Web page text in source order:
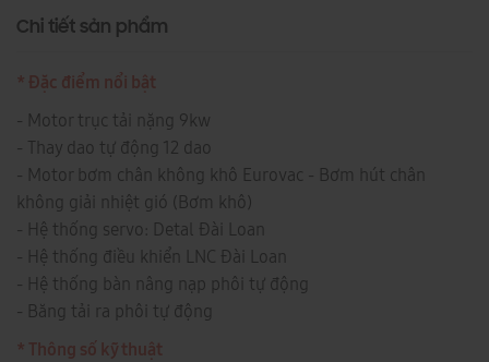
Chi tiết sản phẩm
* Đặc điểm nổi bật
- Motor trục tải nặng 9kw
- Thay dao tự động 12 dao
- Motor bơm chân không khô Eurovac - Bơm hút chân
không giải nhiệt gió (Bơm khô)
- Hệ thống servo: Detal Đài Loan
- Hệ thống điều khiển LNC Đài Loan
- Hệ thống bàn nâng nạp phôi tự động
- Băng tải ra phôi tự động
* Thông số kỹ thuật